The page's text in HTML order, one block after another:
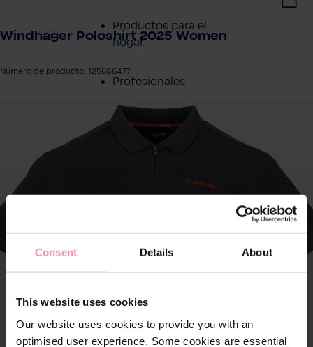
Consent Details About
This website uses cookies
Our website uses cookies to provide you with an
optimised user experience. Some cookies are essential
Productos para el
hogar
Profesionales
Servicio al cliente
Sobre BWT
Resumen de
Productos
Windhager Poloshirt 2025 Women
Número de producto: 125686477
galería de imágenes